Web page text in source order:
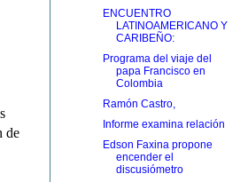
de
ENCUENTRO
LATINOAMERICANO Y
CARIBEÑO:
Programa del viaje del
papa Francisco en
Colombia
Ramón Castro,
Informe examina relación
Edson Faxina propone
encender el
discusiómetro